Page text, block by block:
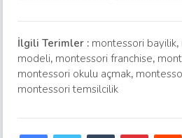
İlgili Terimler : montessori bayilik,
modeli, montessori franchise,
montessori okulu açmak,
montessori temsilcilik
FacebookTwitter Tumblr